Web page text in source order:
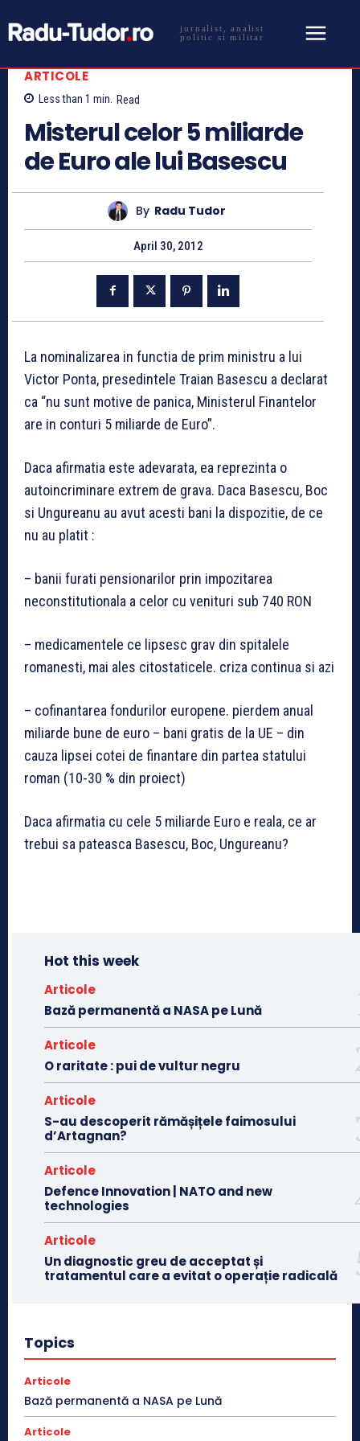
jurnalist, analist
politic si militar
ARTICOLE
Less than 1 min. Read
Misterul celor 5 miliarde
de Euro ale lui Basescu
By Radu Tudor
April 30, 2012
La nominalizarea in functia de prim ministru a lui
Victor Ponta, presedintele Traian Basescu a declarat
ca “nu sunt motive de panica, Ministerul Finantelor
are in conturi 5 miliarde de Euro”.
Daca afirmatia este adevarata, ea reprezinta o
autoincriminare extrem de grava. Daca Basescu, Boc
si Ungureanu au avut acesti bani la dispozitie, de ce
nu au platit :
– banii furati pensionarilor prin impozitarea
neconstitutionala a celor cu venituri sub 740 RON
– medicamentele ce lipsesc grav din spitalele
romanesti, mai ales citostaticele. criza continua si azi
– cofinantarea fondurilor europene. pierdem anual
miliarde bune de euro – bani gratis de la UE – din
cauza lipsei cotei de finantare din partea statului
roman (10-30 % din proiect)
Daca afirmatia cu cele 5 miliarde Euro e reala, ce ar
trebui sa pateasca Basescu, Boc, Ungureanu?
Hot this week
Articole
Bază permanentă a NASA pe Lună
Articole
O raritate : pui de vultur negru
Articole
S-au descoperit rămășițele faimosului
d’Artagnan?
Articole
Defence Innovation | NATO and new
technologies
Articole
Un diagnostic greu de acceptat și
tratamentul care a evitat o operație radicală
Topics
Articole
Bază permanentă a NASA pe Lună
Articole